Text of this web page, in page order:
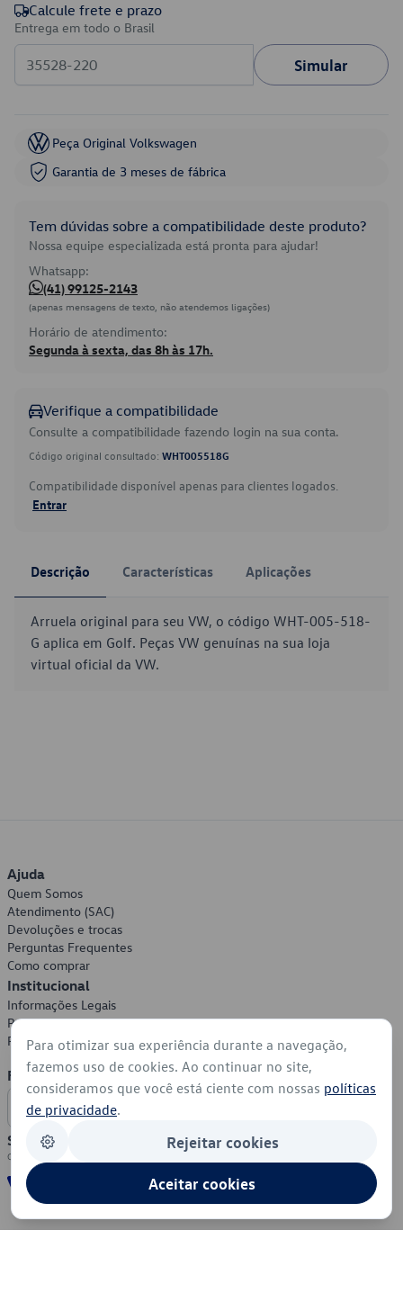
Calcule frete e prazo
Entrega em todo o Brasil
Simular
Peça Original Volkswagen
Garantia de 3 meses de fábrica
Tem dúvidas sobre a compatibilidade deste produto?
Nossa equipe especializada está pronta para ajudar!
Whatsapp:
(41) 99125-2143
(apenas mensagens de texto, não atendemos ligações)
Horário de atendimento:
Segunda à sexta, das 8h às 17h.
Verifique a compatibilidade
Consulte a compatibilidade fazendo login na sua conta.
Código original consultado: WHT005518G
Compatibilidade disponível apenas para clientes logados.
Entrar
Descrição Características Aplicações
Arruela original para seu VW, o código WHT-005-518-
G aplica em Golf. Peças VW genuínas na sua loja
virtual oficial da VW.
Ajuda
Quem Somos
Atendimento (SAC)
Devoluções e trocas
Perguntas Frequentes
Como comprar
Institucional
Informações Legais
Política de Privacidade
Política de Cookies
Formas de Pagamento
Segurança
Para otimizar sua experiência durante a navegação,
fazemos uso de cookies. Ao continuar no site,
consideramos que você está ciente com nossas políticas
de privacidade.
Rejeitar cookies
Aceitar cookies